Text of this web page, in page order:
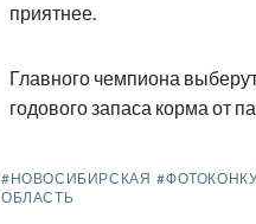
приятнее.
Главного чемпиона
годового запаса корма от
#НОВОСИБИРСКАЯ
ОБЛАСТЬ